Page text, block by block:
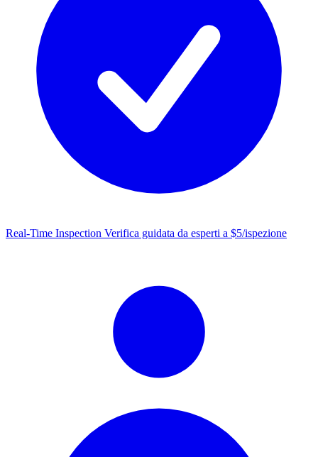
Real-Time Inspection Verifica guidata da esperti a $5/ispezione